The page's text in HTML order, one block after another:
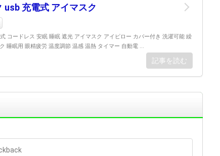
usb 充電式 アイマスク
コードレス 安眠 睡眠 遮光 アイマスク アイピロー カバー付き 洗濯可能 繰
睡眠用 眼精疲労 温度調節 温感 温熱 タイマー 自動電 ...
記事を読む